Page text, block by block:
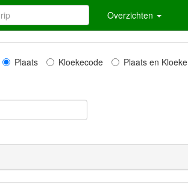
Overzichten
Plaats Kloekecode Plaats en Kloeke